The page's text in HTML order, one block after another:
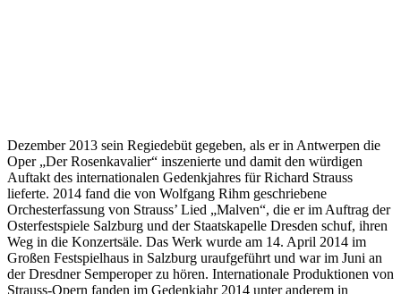
Dezember 2013 sein Regiedebüt gegeben, als er in Antwerpen die
Oper „Der Rosenkavalier“ inszenierte und damit den würdigen
Auftakt des internationalen Gedenkjahres für Richard Strauss
lieferte. 2014 fand die von Wolfgang Rihm geschriebene
Orchesterfassung von Strauss’ Lied „Malven“, die er im Auftrag der
Osterfestspiele Salzburg und der Staatskapelle Dresden schuf, ihren
Weg in die Konzertsäle. Das Werk wurde am 14. April 2014 im
Großen Festspielhaus in Salzburg uraufgeführt und war im Juni an
der Dresdner Semperoper zu hören. Internationale Produktionen von
Strauss-Opern fanden im Gedenkjahr 2014 unter anderem in